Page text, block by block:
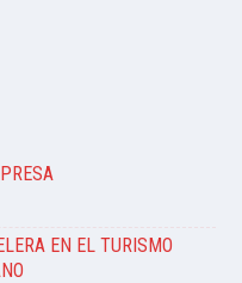
EN EL TURISMO